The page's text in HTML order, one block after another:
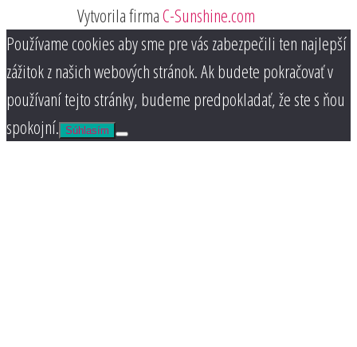
Vytvorila firmaC-Sunshine.com
Používame cookies aby sme pre vás zabezpečili ten najlepší
zážitok z našich webových stránok. Ak budete pokračovať v
používaní tejto stránky, budeme predpokladať, že ste s ňou
spokojní. Súhlasím